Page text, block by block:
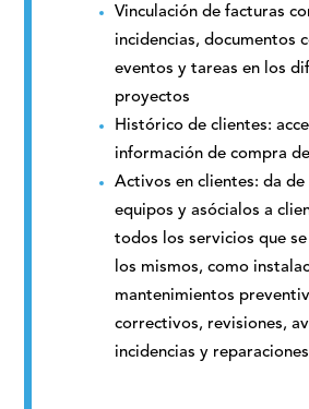
Vinculación de facturas
incidencias, documentos
eventos y tareas en los
proyectos
Histórico de clientes:
información de compra
Activos en clientes: da de
equipos y asócialos a
todos los servicios que
los mismos, como
mantenimientos
correctivos, revisiones,
incidencias y reparaciones